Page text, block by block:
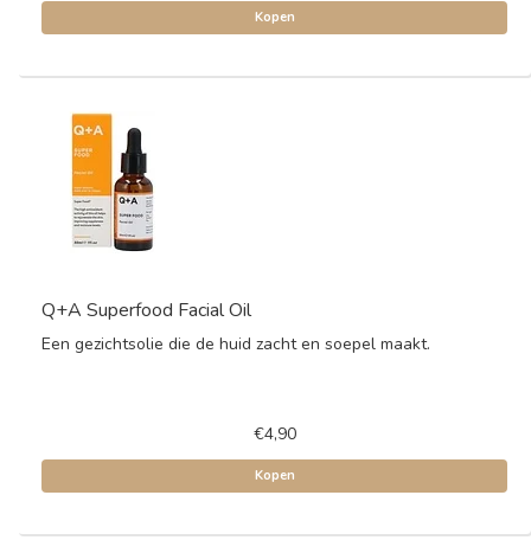
Kopen
Q+A Superfood Facial Oil
Een gezichtsolie die de huid zacht en soepel maakt.
€4,90
Kopen